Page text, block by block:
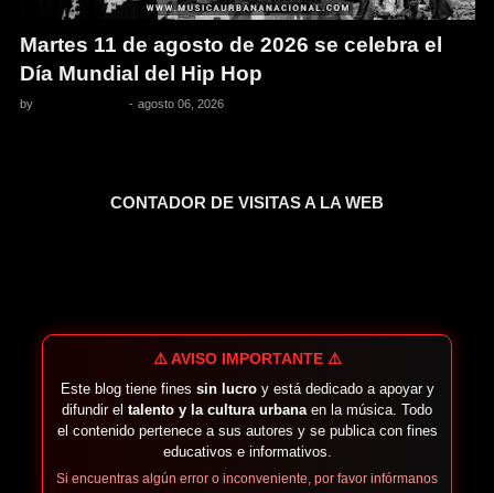
Martes 11 de agosto de 2026 se celebra el
Día Mundial del Hip Hop
by - agosto 06, 2026
CONTADOR DE VISITAS A LA WEB
⚠️ AVISO IMPORTANTE ⚠️
Este blog tiene fines sin lucroy está dedicado a apoyar y
difundir el talento y la cultura urbanaen la música. Todo
el contenido pertenece a sus autores y se publica con fines
educativos e informativos.
Si encuentras algún error o inconveniente, por favor infórmanos